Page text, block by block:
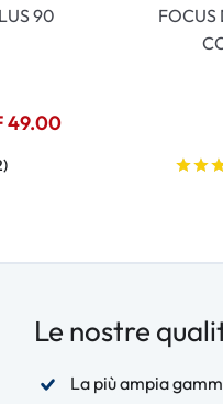
90
49.00
FOCUS
Le nostre
La più ampia